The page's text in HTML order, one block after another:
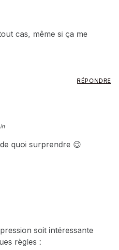
cas, même si ça me
quoi surprendre 😉
RÉPONDRE
soit intéressante
règles :